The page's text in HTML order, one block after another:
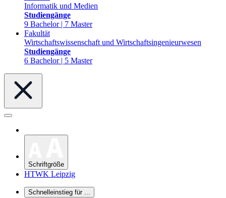
Informatik und Medien
Studiengänge
9 Bachelor | 7 Master
Fakultät
Wirtschaftswissenschaft und Wirtschaftsingenieurwesen
Studiengänge
6 Bachelor | 5 Master
Schriftgröße
HTWK Leipzig
Schnelleinstieg für ...